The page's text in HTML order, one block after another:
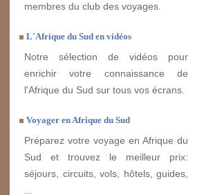
membres du club des voyages.
L'Afrique du Sud en vidéos
Notre sélection de vidéos pour
enrichir votre connaissance de
l'Afrique du Sud sur tous vos écrans.
Voyager en Afrique du Sud
Préparez votre voyage en Afrique du
Sud et trouvez le meilleur prix:
séjours, circuits, vols, hôtels, guides,